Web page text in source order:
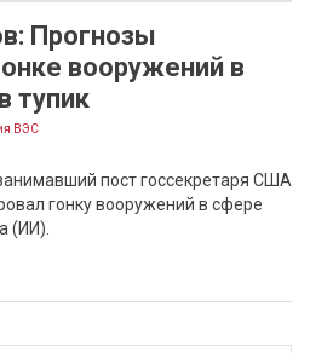
Прогнозы
вооружений в
тупик
ВЭС
пост госсекретаря США
гонку вооружений в сфере
(ИИ).